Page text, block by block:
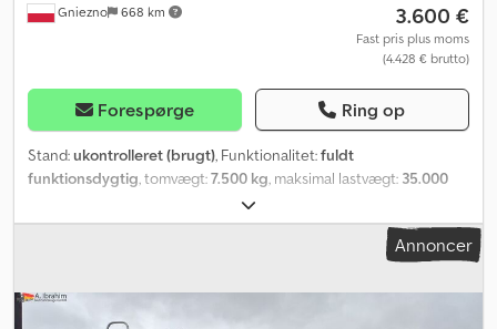
Gniezno 668 km 3.600 €
Fast pris plus moms
(4.428 € brutto)
Forespørge Ring op
Stand:ukontrolleret (brugt), Funktionalitet:fuldt
funktionsdygtig, tomvægt:7.500 kg, maksimal lastvægt: 35.000
70 procent, akslekonfiguration:
bremser:anden, affjedring:luft, samlet længde:7.500 mm, samlet
8.000 kg, tilladt
8.000 kg , Produktionsår:2006, Til salg: Et robust treakslet chassis
fra det velrenommerede tyske firma CARNEHL, fremstillet af
Annoncer